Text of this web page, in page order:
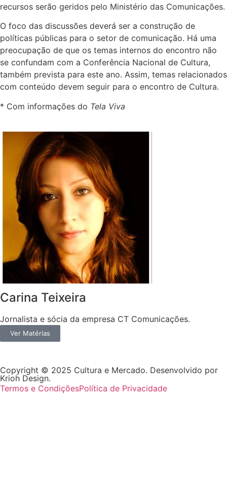
recursos serão geridos pelo Ministério das Comunicações.
O foco das discussões deverá ser a construção de
políticas públicas para o setor de comunicação. Há uma
preocupação de que os temas internos do encontro não
se confundam com a Conferência Nacional de Cultura,
também prevista para este ano. Assim, temas relacionados
com conteúdo devem seguir para o encontro de Cultura.
* Com informações do Tela Viva
Carina Teixeira
Jornalista e sócia da empresa CT Comunicações.
Ver Matérias
Copyright © 2025 Cultura e Mercado. Desenvolvido por
Krioh Design.
Termos e CondiçõesPolítica de Privacidade